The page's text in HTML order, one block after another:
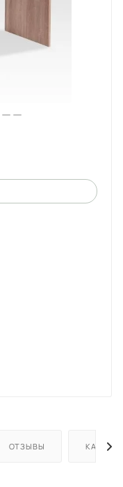
ОТЗЫВЫ КАК